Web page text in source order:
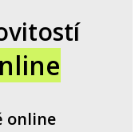
online